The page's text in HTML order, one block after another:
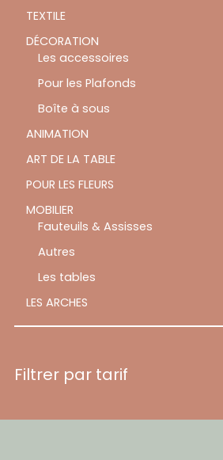
TEXTILE
DÉCORATION
Les accessoires
Pour les Plafonds
Boîte à sous
ANIMATION
ART DE LA TABLE
POUR LES FLEURS
MOBILIER
Fauteuils & Assisses
Autres
Les tables
LES ARCHES
Filtrer par tarif